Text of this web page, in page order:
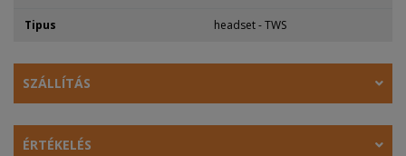
Tipus headset - TWS
SZÁLLÍTÁS
ÉRTÉKELÉS